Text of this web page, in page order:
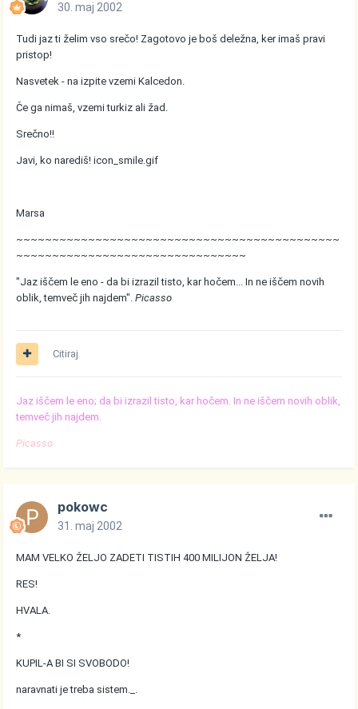
30. maj 2002
Tudi jaz ti želim vso srečo! Zagotovo je boš deležna, ker imaš pravi
pristop!
Nasvetek - na izpite vzemi Kalcedon.
Če ga nimaš, vzemi turkiz ali žad.
Srečno!!
Javi, ko narediš!icon_smile.gif
Marsa
~~~~~~~~~~~~~~~~~~~~~~~~~~~~~~~~~~~~~~~~~~~~~
~~~~~~~~~~~~~~~~~~~~~~~~~~~~~~~~
"Jaz iščem le eno - da bi izrazil tisto, kar hočem... In ne iščem novih
oblik, temveč jih najdem".Picasso
Citiraj
Jaz iščem le eno; da bi izrazil tisto, kar hočem. In ne iščem novih oblik,
temveč jih najdem.
Picasso
pokowc
31. maj 2002
MAM VELKO ŽELJO ZADETI TISTIH 400 MILIJON ŽELJA!
RES!
HVALA.
*
KUPIL-A BI SI SVOBODO!
naravnati je treba sistem._.